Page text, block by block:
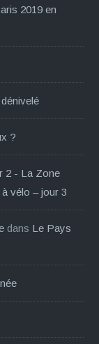
2019 en
?
2 - La Zone
vélo – jour 3
dans Le Pays